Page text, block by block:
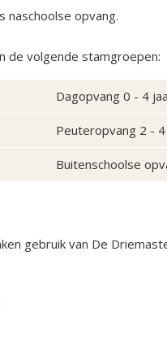
naschoolse opvang.
de volgende stamgroepen:
Dagopvang 0 - 4
Peuteropvang 2 -
Buitenschoolse
gebruik van De